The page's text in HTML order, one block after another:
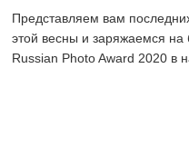
Представляем вам
этой весны и заряжаемся
Russian Photo Award 2020 в